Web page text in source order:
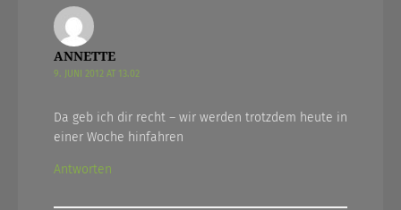
ANNETTE
9. JUNI 2012 AT 13.02
Da geb ich dir recht – wir werden trotzdem heute in
einer Woche hinfahren
Antworten